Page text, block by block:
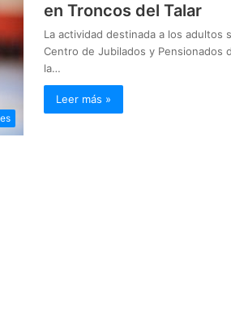
en Troncos del Talar
La actividad destinada a los adultos
Centro de Jubilados y Pensionados
la…
Leer más »